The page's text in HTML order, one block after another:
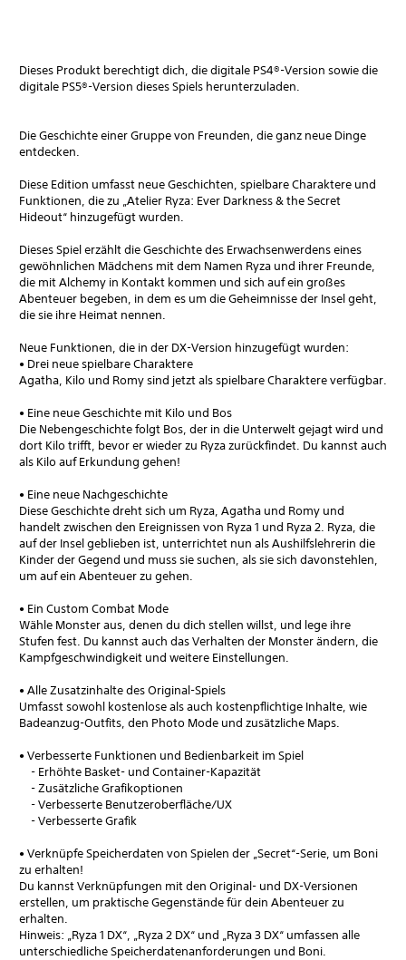
Dieses Produkt berechtigt dich, die digitale PS4®-Version sowie die
digitale PS5®-Version dieses Spiels herunterzuladen.
Die Geschichte einer Gruppe von Freunden, die ganz neue Dinge
entdecken.
Diese Edition umfasst neue Geschichten, spielbare Charaktere und
Funktionen, die zu „Atelier Ryza: Ever Darkness & the Secret
Hideout“ hinzugefügt wurden.
Dieses Spiel erzählt die Geschichte des Erwachsenwerdens eines
gewöhnlichen Mädchens mit dem Namen Ryza und ihrer Freunde,
die mit Alchemy in Kontakt kommen und sich auf ein großes
Abenteuer begeben, in dem es um die Geheimnisse der Insel geht,
die sie ihre Heimat nennen.
Neue Funktionen, die in der DX-Version hinzugefügt wurden:
• Drei neue spielbare Charaktere
Agatha, Kilo und Romy sind jetzt als spielbare Charaktere verfügbar.
• Eine neue Geschichte mit Kilo und Bos
Die Nebengeschichte folgt Bos, der in die Unterwelt gejagt wird und
dort Kilo trifft, bevor er wieder zu Ryza zurückfindet. Du kannst auch
als Kilo auf Erkundung gehen!
• Eine neue Nachgeschichte
Diese Geschichte dreht sich um Ryza, Agatha und Romy und
handelt zwischen den Ereignissen von Ryza 1 und Ryza 2. Ryza, die
auf der Insel geblieben ist, unterrichtet nun als Aushilfslehrerin die
Kinder der Gegend und muss sie suchen, als sie sich davonstehlen,
um auf ein Abenteuer zu gehen.
• Ein Custom Combat Mode
Wähle Monster aus, denen du dich stellen willst, und lege ihre
Stufen fest. Du kannst auch das Verhalten der Monster ändern, die
Kampfgeschwindigkeit und weitere Einstellungen.
• Alle Zusatzinhalte des Original-Spiels
Umfasst sowohl kostenlose als auch kostenpflichtige Inhalte, wie
Badeanzug-Outfits, den Photo Mode und zusätzliche Maps.
• Verbesserte Funktionen und Bedienbarkeit im Spiel
- Erhöhte Basket- und Container-Kapazität
- Zusätzliche Grafikoptionen
- Verbesserte Benutzeroberfläche/UX
- Verbesserte Grafik
• Verknüpfe Speicherdaten von Spielen der „Secret“-Serie, um Boni
zu erhalten!
Du kannst Verknüpfungen mit den Original- und DX-Versionen
erstellen, um praktische Gegenstände für dein Abenteuer zu
erhalten.
Hinweis: „Ryza 1 DX“, „Ryza 2 DX“ und „Ryza 3 DX“ umfassen alle
unterschiedliche Speicherdatenanforderungen und Boni.